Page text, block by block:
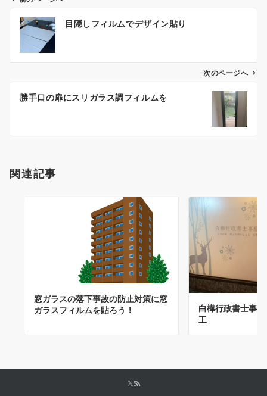
ン
目隠しフィルムでデザイン貼り
次のページへ
勝手口の扉にスリガラス調フィルムを
関連記事
窓ガラスの落下事故の防止対策に窓
ガラスフィルムを貼ろう！
白樺行政書士事
工